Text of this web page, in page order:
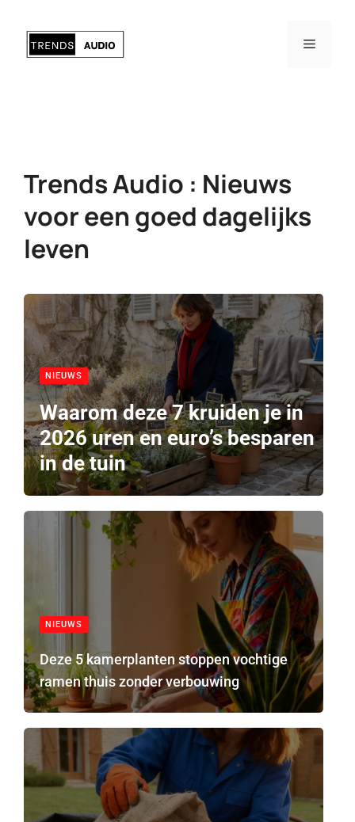
naar
Menu
Trends Audio : Nieuws
voor een goed dagelijks
leven
NIEUWS
Waarom deze 7 kruiden je in
2026 uren en euro’s besparen
in de tuin
NIEUWS
Deze 5 kamerplanten stoppen vochtige
ramen thuis zonder verbouwing